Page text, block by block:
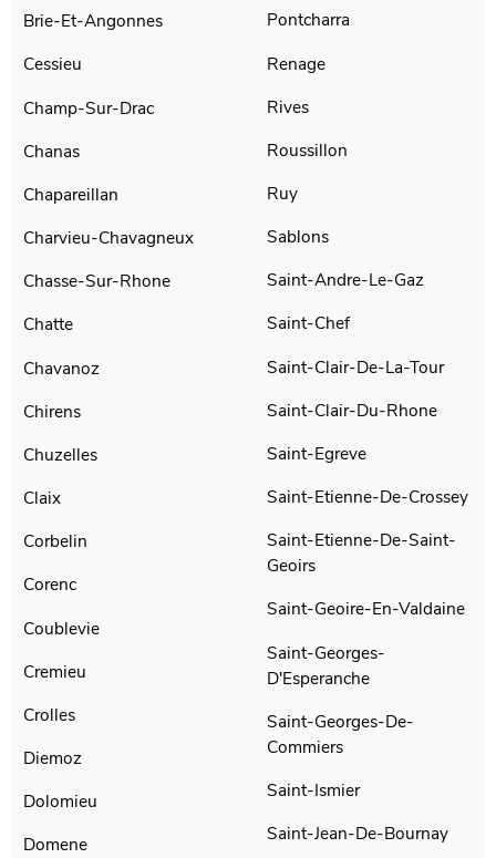
Brie-Et-Angonnes
Cessieu
Champ-Sur-Drac
Chanas
Chapareillan
Charvieu-Chavagneux
Chasse-Sur-Rhone
Chatte
Chavanoz
Chirens
Chuzelles
Claix
Corbelin
Corenc
Coublevie
Cremieu
Crolles
Diemoz
Dolomieu
Domene
Pontcharra
Renage
Rives
Roussillon
Ruy
Sablons
Saint-Andre-Le-Gaz
Saint-Chef
Saint-Clair-De-La-Tour
Saint-Clair-Du-Rhone
Saint-Egreve
Saint-Etienne-De-Crossey
Saint-Etienne-De-Saint-
Geoirs
Saint-Geoire-En-Valdaine
Saint-Georges-
D'Esperanche
Saint-Georges-De-
Commiers
Saint-Ismier
Saint-Jean-De-Bournay